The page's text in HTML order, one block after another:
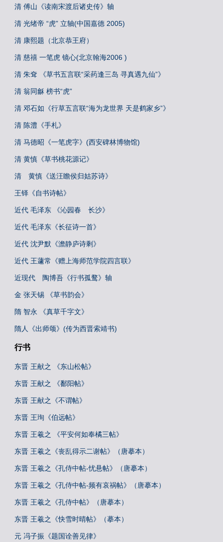
清 傅山《读南宋渡后诸史传》轴
清 光绪帝 “虎” 立轴(中国嘉德 2005)
清 康熙题（北京恭王府）
清 慈禧 一笔虎 镜心(北京翰海2006 )
清 朱耷 《草书五言联“采药逢三岛 寻真遇九仙”》
清 翁同龢 榜书“虎”
清 邓石如《行草五言联“海为龙世界 天是鹤家乡”》
清 陈澧《手札》
清 马德昭《一笔虎字》(西安碑林博物馆)
清 黄慎《草书桃花源记》
清 黄慎《送汪瞻侯归姑苏诗》
王铎《自书诗帖》
近代 毛泽东 《沁园春 长沙》
近代 毛泽东《长征诗一首》
近代 沈尹默《澹静庐诗剩》
近代 王蘧常《赠上海师范学院四言联》
近现代 陶博吾《行书孤鹜》轴
金 张天锡 《草书韵会》
隋 智永 《真草千字文》
隋人《出师颂》(传为西晋索靖书)
行书
东晋 王献之 《东山松帖》
东晋 王献之 《鄱阳帖》
东晋 王献之《不谓帖》
东晋 王珣《伯远帖》
东晋 王羲之 《平安何如奉橘三帖》
东晋 王羲之《丧乱得示二谢帖》（唐摹本）
东晋 王羲之《孔侍中帖-忧悬帖》（唐摹本）
东晋 王羲之《孔侍中帖-频有哀祸帖》（唐摹本）
东晋 王羲之《孔侍中帖》（唐摹本）
东晋 王羲之《快雪时晴帖》（摹本）
元 冯子振《题国诠善见律》